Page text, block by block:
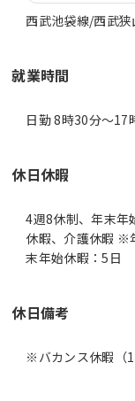
西武池袋線/西武狭
就業時間
日勤 8時30分〜17
休日休暇
4週8休制、年末年
休暇、介護休暇 ※
末年始休暇：5日
休日備考
※バカンス休暇（